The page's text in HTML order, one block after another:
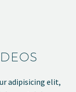
adipisicing elit,